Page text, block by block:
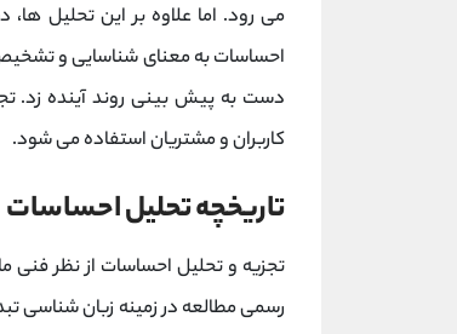
می رود. اما علاوه بر این تحلیل
احساسات به معنای شناسایی و
دست به پیش بینی روند آینده زد.
کاربران و مشتریان استفاده می شود.
تاریخچه تحلیل احساسات
رسمی مطالعه در زمینه زبان ‌شناسی